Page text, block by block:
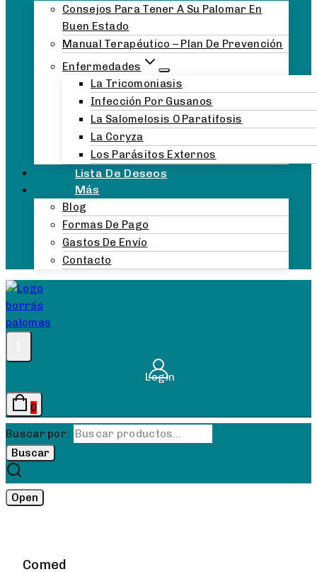
Consejos Para Tener A Su Palomar En
Buen Estado
Manual Terapéutico – Plan De Prevención
Enfermedades
La Tricomoniasis
Infección Por Gusanos
La Salomelosis O Paratifosis
La Coryza
Los Parásitos Externos
Lista De Deseos
Blog
Formas De Pago
Gastos De Envío
Contacto
Login
0
Buscar por:
Buscar
Open
Comed